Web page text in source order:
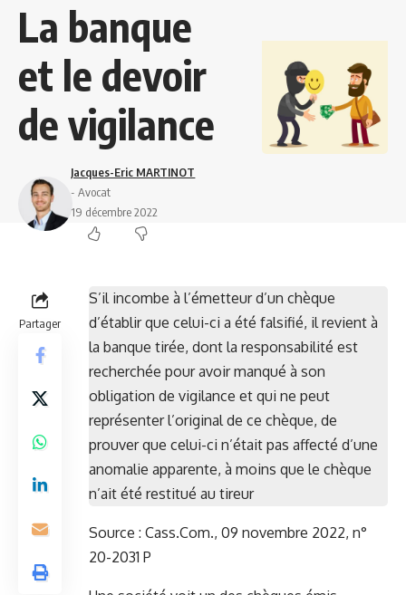
La banque
et le devoir
de vigilance
Jacques-Eric MARTINOT
- Avocat
19 décembre 2022
Partager
S’il incombe à l’émetteur d’un chèque
d’établir que celui-ci a été falsifié, il revient à
la banque tirée, dont la responsabilité est
recherchée pour avoir manqué à son
obligation de vigilance et qui ne peut
représenter l’original de ce chèque, de
prouver que celui-ci n’était pas affecté d’une
anomalie apparente, à moins que le chèque
n’ait été restitué au tireur
Source : Cass.Com., 09 novembre 2022, n°
20-2031 P